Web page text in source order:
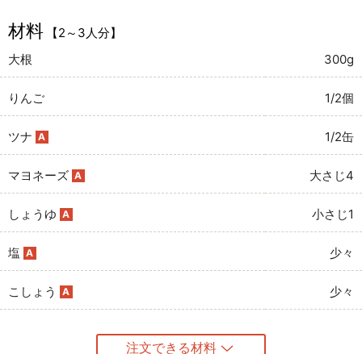
材料
【2～3人分】
大根
300g
りんご 1/2個
ツナ A 1/2缶
マヨネーズ A 大さじ4
しょうゆ A 小さじ1
塩 A 少々
こしょう A 少々
注文できる材料